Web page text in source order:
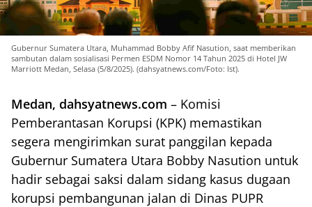
Gubernur Sumatera Utara, Muhammad Bobby Afif Nasution, saat memberikan
sambutan dalam sosialisasi Permen ESDM Nomor 14 Tahun 2025 di Hotel JW
Marriott Medan, Selasa (5/8/2025). (dahsyatnews.com/Foto: Ist).
Medan, dahsyatnews.com – Komisi
Pemberantasan Korupsi (KPK) memastikan
segera mengirimkan surat panggilan kepada
Gubernur Sumatera Utara Bobby Nasution untuk
hadir sebagai saksi dalam sidang kasus dugaan
korupsi pembangunan jalan di Dinas PUPR